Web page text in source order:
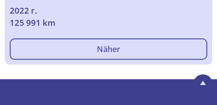
2022 г.
125 991 km
Näher